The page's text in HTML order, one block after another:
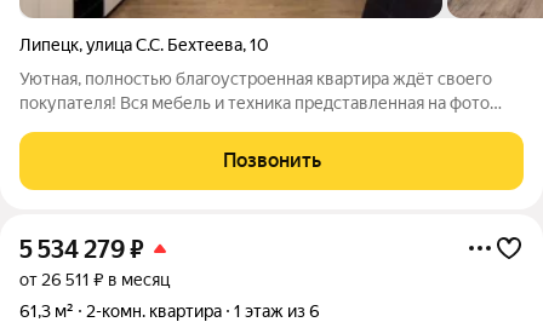
Липецк,улица С.С. Бехтеева,10
Уютная, полностью благоустроенная квартира ждёт своего
покупателя! Вся мебель и техника представленная на фото
никто не пользовался.. Дом полностью кирпичный, прекрасная
шумоизоляция и
Позвонить
5 534 279₽
от 26 511 ₽ в месяц
61,3 м²
2-комн. квартира 1 этаж из 6